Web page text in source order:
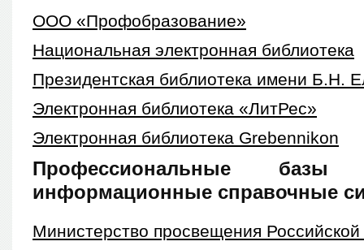
ООО «Профобразование»
Национальная электронная библиотека
Президентская библиотека имени Б.Н.
Электронная библиотека «ЛитРес»
Электронная библиотека Grebennikon
Профессиональные
информационные справочные
Министерство просвещения